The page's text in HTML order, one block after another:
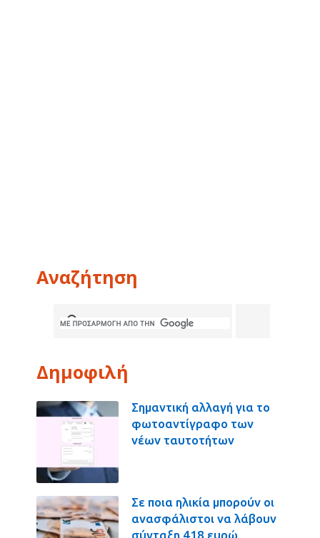
Αναζήτηση
Δημοφιλή
Σημαντική αλλαγή για το
φωτοαντίγραφο των
νέων ταυτοτήτων
Σε ποια ηλικία μπορούν οι
ανασφάλιστοι να λάβουν
σύνταξη 418 ευρώ